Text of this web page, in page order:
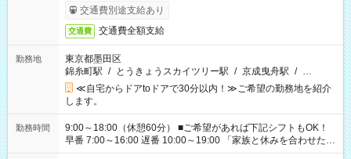
交通費別途支給あり
交通費 交通費全額支給
勤務地
東京都墨田区
錦糸町駅 / とうきょうスカイツリー駅 / 京成曳舟駅 / …
≪自宅からドアtoドアで30分以内！≫ご希望の勤務地を紹介
します。
勤務時間
9:00～18:00（休憩60分） ■ご希望があれば下記シフトもOK！
早番 7:00～16:00 遅番 10:00～19:00 「家族と休みを合わせた
い」 「余裕を持って夕飯の準備がしたい」 「できれば残業はし